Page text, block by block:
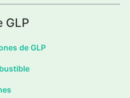
GLP
de GLP